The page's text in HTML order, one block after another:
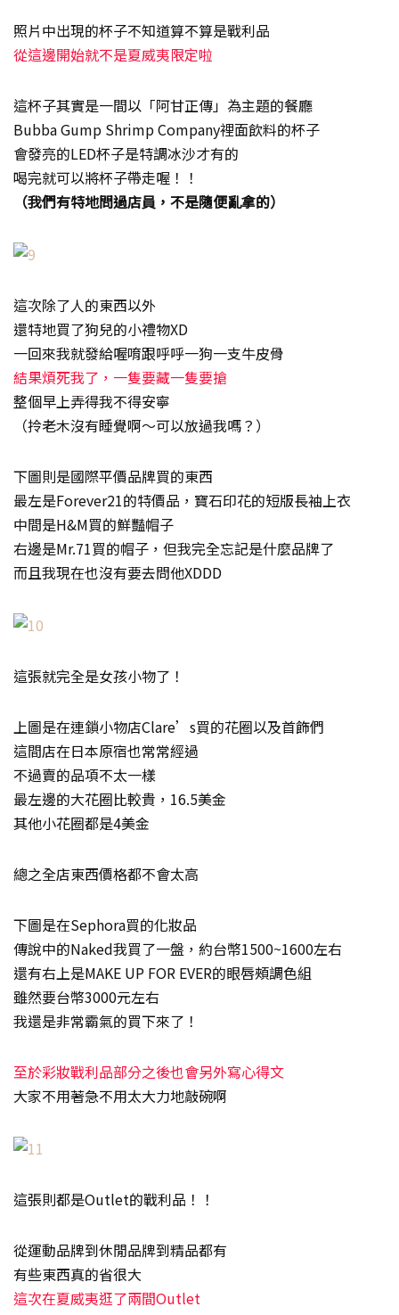
照片中出現的杯子不知道算不算是戰利品
從這邊開始就不是夏威夷限定啦
這杯子其實是一間以「阿甘正傳」為主題的餐廳
Bubba Gump Shrimp Company裡面飲料的杯子
會發亮的LED杯子是特調冰沙才有的
喝完就可以將杯子帶走喔！！
（我們有特地問過店員，不是隨便亂拿的）
這次除了人的東西以外
還特地買了狗兒的小禮物XD
一回來我就發給喔唷跟呼呼一狗一支牛皮骨
結果煩死我了，一隻要藏一隻要搶
整個早上弄得我不得安寧
（拎老木沒有睡覺啊～可以放過我嗎？）
下圖則是國際平價品牌買的東西
最左是Forever21的特價品，寶石印花的短版長袖上衣
中間是H&M買的鮮豔帽子
右邊是Mr.71買的帽子，但我完全忘記是什麼品牌了
而且我現在也沒有要去問他XDDD
這張就完全是女孩小物了！
上圖是在連鎖小物店Clare’s買的花圈以及首飾們
這間店在日本原宿也常常經過
不過賣的品項不太一樣
最左邊的大花圈比較貴，16.5美金
其他小花圈都是4美金
總之全店東西價格都不會太高
下圖是在Sephora買的化妝品
傳說中的Naked我買了一盤，約台幣1500~1600左右
還有右上是MAKE UP FOR EVER的眼唇頰調色組
雖然要台幣3000元左右
我還是非常霸氣的買下來了！
至於彩妝戰利品部分之後也會另外寫心得文
大家不用著急不用太大力地敲碗啊
這張則都是Outlet的戰利品！！
從運動品牌到休閒品牌到精品都有
有些東西真的省很大
這次在夏威夷逛了兩間Outlet